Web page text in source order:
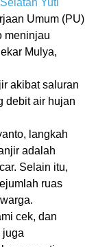
Umum (PU)
meninjau
Mulya,
akibat saluran
debit air hujan
langkah
adalah
Selain itu,
ruas
cek, dan
juga